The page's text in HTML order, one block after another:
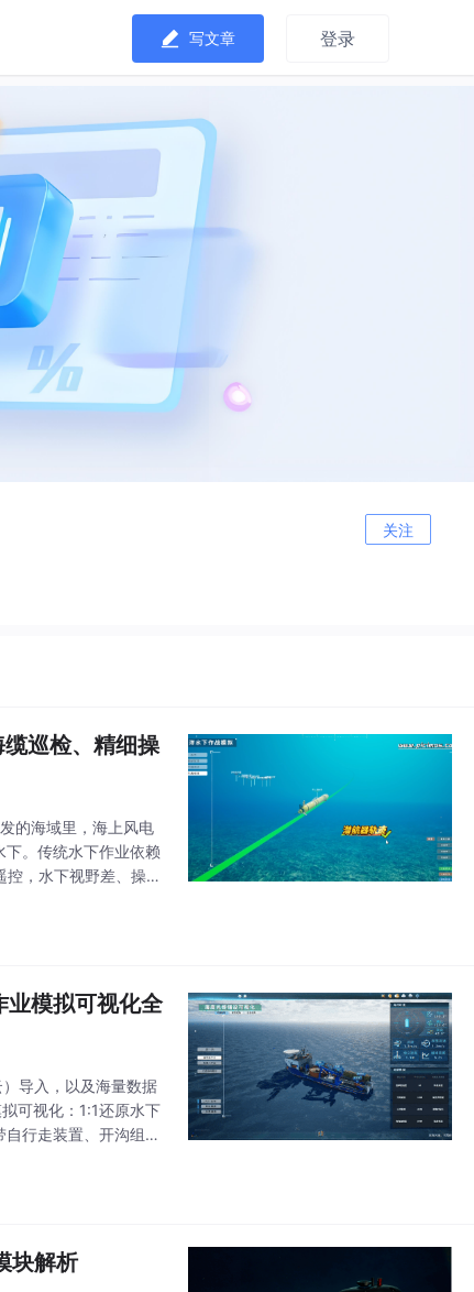
写文章 登录
关注
巡检、精细操
的海域里，海上风电
。传统水下作业依赖
，水下视野差、操作
业模拟可视化全
导入，以及海量数据
可视化：1:1还原水下
行走装置、开沟组件
块解析